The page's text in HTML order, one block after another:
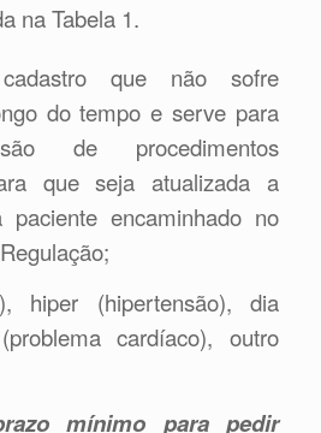
na Tabela 1.
que não sofre
do tempo e serve para
de procedimentos
que seja atualizada a
encaminhado no
hiper (hipertensão), dia
cardíaco), outro
mínimo para pedir